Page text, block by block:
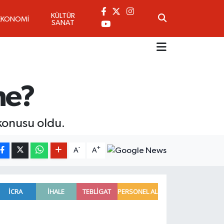
KÜLTÜR
SANAT
oldu.
A- A+